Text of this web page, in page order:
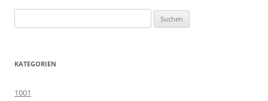
nach:
KATEGORIEN
1001